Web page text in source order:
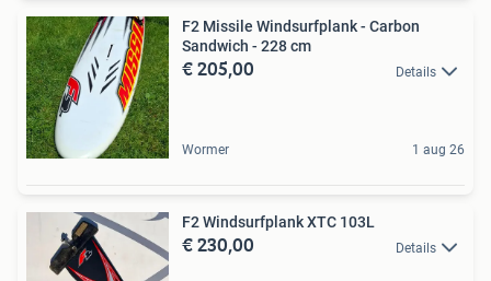
F2 Missile Windsurfplank - Carbon
Sandwich - 228 cm
€ 205,00 Details
Wormer 1 aug 26
F2 Windsurfplank XTC 103L
€ 230,00 Details